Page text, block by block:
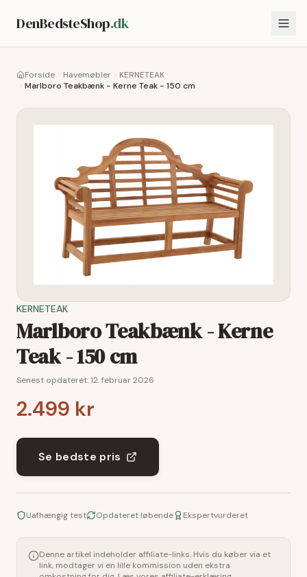
DenBedsteShop.dk
Forside Havemøbler
KERNETEAK
Marlboro Teakbænk - Kerne Teak - 150 cm
KERNETEAK
Marlboro Teakbænk - Kerne
Teak - 150 cm
Senest opdateret:12. februar 2026
2.499 kr
Se bedste pris
Uafhængig test Opdateret løbende Ekspertvurderet
Denne artikel indeholder affiliate-links. Hvis du køber via et
link, modtager vi en lille kommission uden ekstra